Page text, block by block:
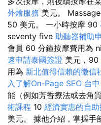
外燴服務 美元。
50 美元。 一小時按摩 90
seventy five 助聽器補助
會員 60 分鐘按摩費用為
速申請泰國簽證 美元，90
用為 新北值得信賴的徵信
入了解On-Page SEO 台
能（例如芳香療法或去角
術課程 10 經濟實惠的自
美元。 據他介紹，掌握手